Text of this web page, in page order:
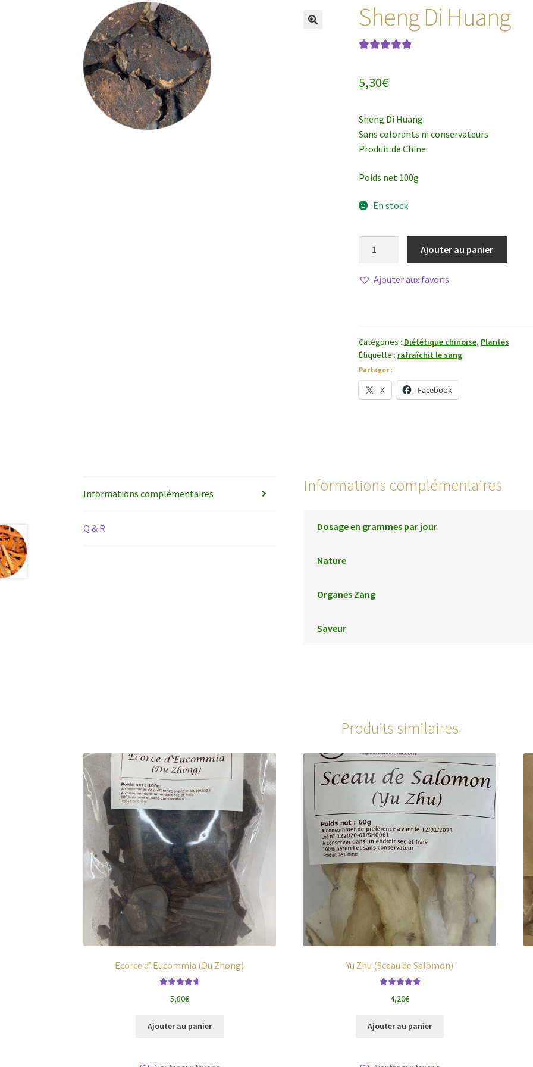
Sheng Di Huang
notations
5,30€
Sheng Di Huang
Sans colorants ni conservateurs
Produit de Chine
Poids net 100g
En stock
Di
Ajouter au panier
Ajouter aux favoris
Catégories : Diététique chinoise, Plantes
Étiquette : rafraîchit le sang
Partager :
X Facebook
Informations complémentaires
Q & R
Informations complémentaires
Dosage en grammes par jour
Nature
Organes Zang
Saveur
Produits similaires
Ecorce d’ Eucommia (Du Zhong)
sur 5
5,80€
Ajouter au panier
Yu Zhu (Sceau de Salomon)
5
4,20€
Ajouter au panier